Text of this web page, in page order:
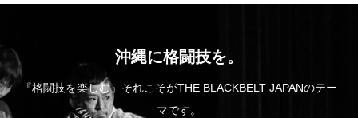
沖縄に格闘技を。
『格闘技を楽しむ』それこそがTHE BLACKBELT JAPANのテー
マです。